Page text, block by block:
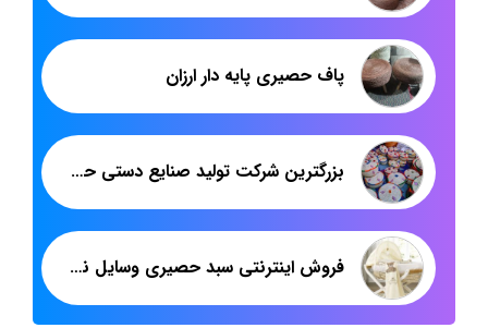
پاف حصیری پایه دار ارزان
بزرگترین شرکت تولید صنایع دستی حصیری در ایران
فروش اینترنتی سبد حصیری وسایل نوزاد عروسکی